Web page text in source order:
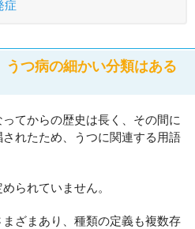
症
つ病の細かい分類はある
てからの歴史は長く、その間に
れたため、うつに関連する用語
られていません。
ざまあり、種類の定義も複数存